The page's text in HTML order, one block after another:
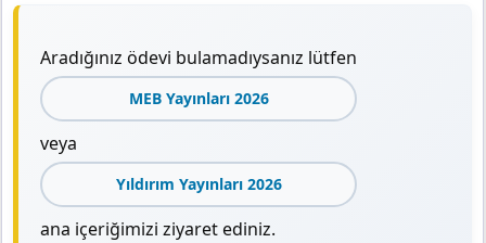
Aradığınız ödevi bulamadıysanız lütfen
MEB Yayınları 2026
veya
Yıldırım Yayınları 2026
ana içeriğimizi ziyaret ediniz.